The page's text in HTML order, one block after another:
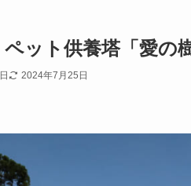
ット供養塔「愛の
2024年7月25日